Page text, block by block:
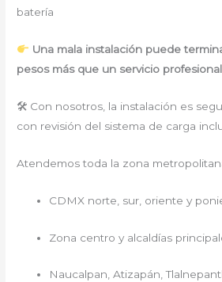
batería
Una mala instalación puede
pesos más que un servicio
🛠 Con nosotros, la instalación es
con revisión del sistema de carga
Atendemos toda la zona
CDMX norte, sur, oriente y
Zona centro y alcaldías
Naucalpan, Atizapán,